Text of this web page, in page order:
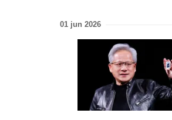
01 jun 2026